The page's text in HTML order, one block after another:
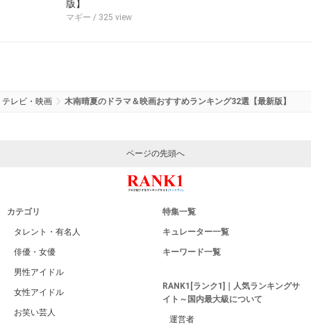
版】
マギー / 325 view
テレビ・映画 木南晴夏のドラマ＆映画おすすめランキング32選【最新版】
ページの先頭へ
カテゴリ
タレント・有名人
俳優・女優
男性アイドル
女性アイドル
お笑い芸人
特集一覧
キュレーター一覧
キーワード一覧
RANK1[ランク1]｜人気ランキングサ
イト～国内最大級について
運営者